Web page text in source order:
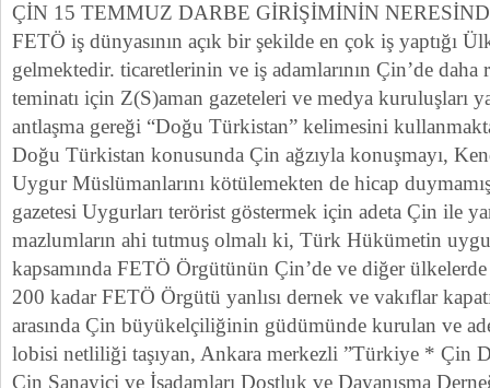
ÇİN 15 TEMMUZ DARBE GİRİŞİMİNİN
FETÖ iş dünyasının açık bir şekilde en çok iş yaptığı
gelmektedir. ticaretlerinin ve iş adamlarının Çin’de daha
teminatı için Z(S)aman gazeteleri ve medya kuruluşları
antlaşma gereği “Doğu Türkistan” kelimesini
Doğu Türkistan konusunda Çin ağzıyla konuşmayı,
Uygur Müslümanlarını kötülemekten de hicap
gazetesi Uygurları terörist göstermek için adeta Çin ile
mazlumların ahi tutmuş olmalı ki, Türk Hükümetin
kapsamında FETÖ Örgütünün Çin’de ve diğer
200 kadar FETÖ Örgütü yanlısı dernek ve vakıflar
arasında Çin büyükelçiliğinin güdümünde kurulan ve
lobisi netliliği taşıyan, Ankara merkezli ”Türkiye * Çin
Çin Sanayici ve İşadamları Dostluk ve Dayanışma